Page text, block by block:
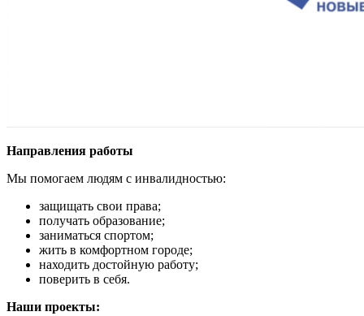
Направления работы
Мы помогаем людям с инвалидностью:
защищать свои права;
получать образование;
заниматься спортом;
жить в комфортном городе;
находить достойную работу;
поверить в себя.
Наши проекты: